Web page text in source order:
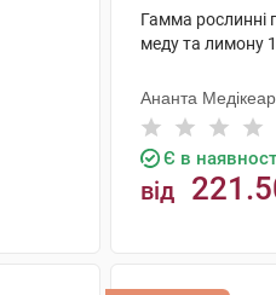
Гамма рослинні
меду та лимону
Ананта Медікеар
Є в
від